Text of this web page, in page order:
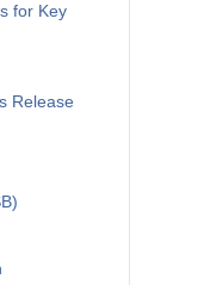
for Key
Release